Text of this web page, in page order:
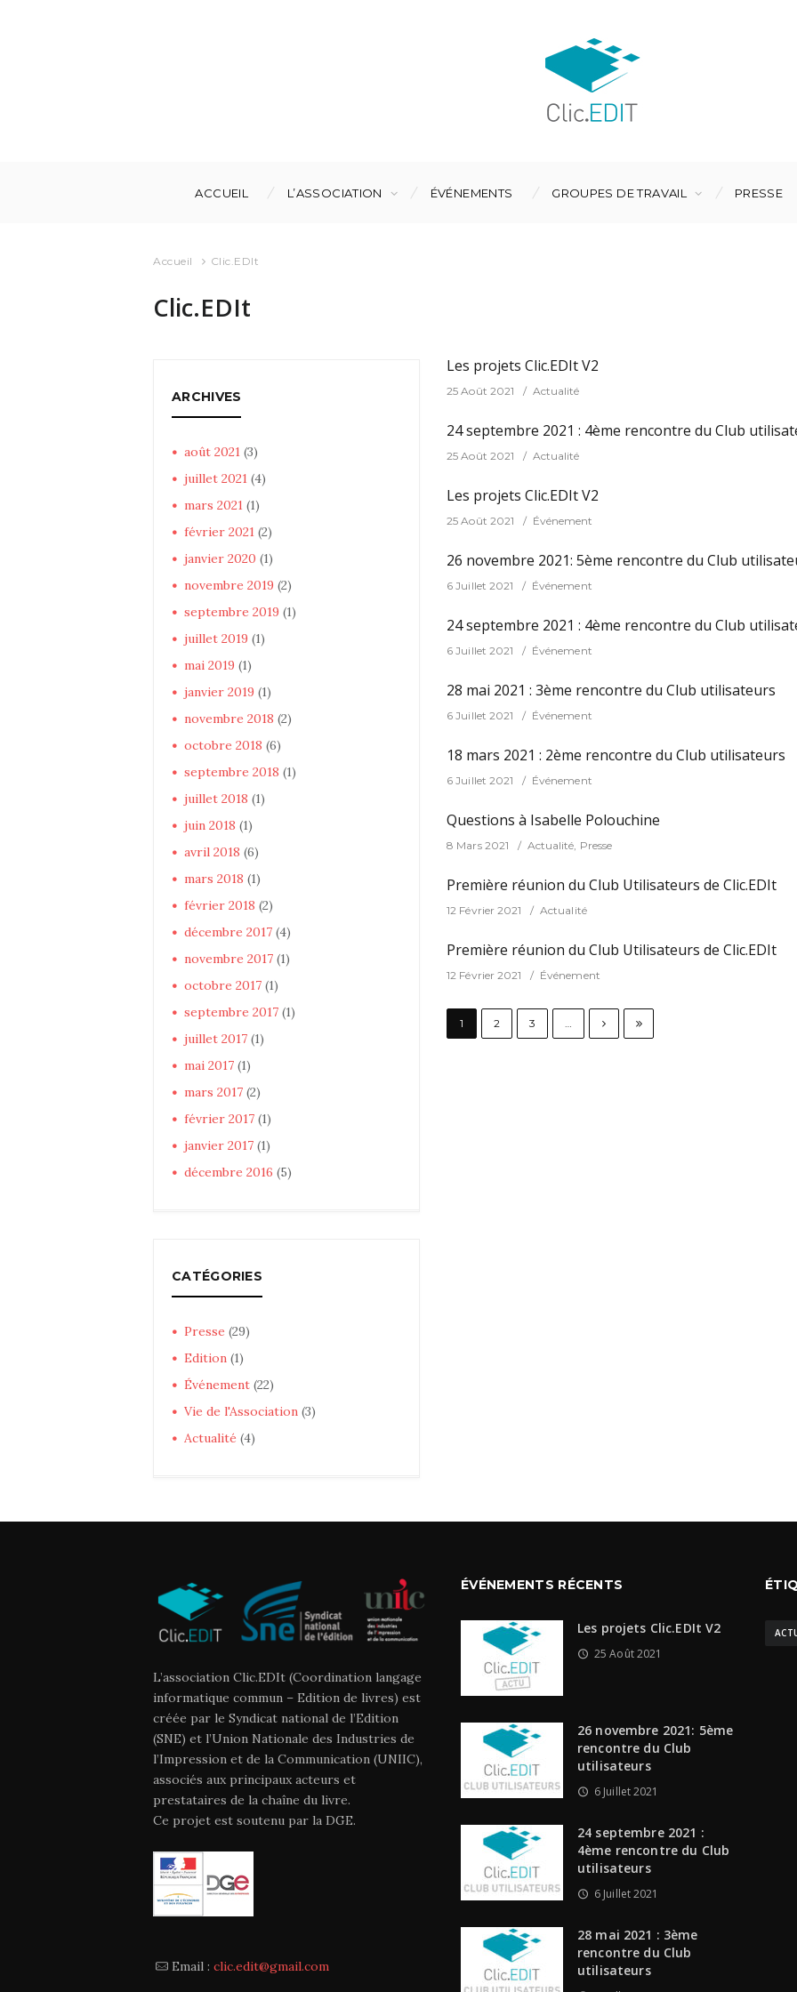
ACCUEIL L’ASSOCIATION ÉVÉNEMENTS GROUPES DE TRAVAIL PRESSE
Accueil Clic.EDIt
Clic.EDIt
Les projets Clic.EDIt V2
25 Août 2021 Actualité
24 septembre 2021 : 4ème rencontre du Club
25 Août 2021 Actualité
Les projets Clic.EDIt V2
25 Août 2021 Événement
26 novembre 2021: 5ème rencontre du Club
6 Juillet 2021 Événement
24 septembre 2021 : 4ème rencontre du Club
6 Juillet 2021 Événement
28 mai 2021 : 3ème rencontre du Club utilisateurs
6 Juillet 2021 Événement
18 mars 2021 : 2ème rencontre du Club utilisateurs
6 Juillet 2021 Événement
Questions à Isabelle Polouchine
8 Mars 2021 Actualité Presse
Première réunion du Club Utilisateurs de Clic.EDIt
12 Février 2021 Actualité
Première réunion du Club Utilisateurs de Clic.EDIt
12 Février 2021 Événement
1 2 3
ARCHIVES
août 2021 (3)
juillet 2021 (4)
mars 2021 (1)
février 2021 (2)
janvier 2020 (1)
novembre 2019 (2)
septembre 2019 (1)
juillet 2019 (1)
mai 2019 (1)
janvier 2019 (1)
novembre 2018 (2)
octobre 2018 (6)
septembre 2018 (1)
juillet 2018 (1)
juin 2018 (1)
avril 2018 (6)
mars 2018 (1)
février 2018 (2)
décembre 2017 (4)
novembre 2017 (1)
octobre 2017 (1)
septembre 2017 (1)
juillet 2017 (1)
mai 2017 (1)
mars 2017 (2)
février 2017 (1)
janvier 2017 (1)
décembre 2016 (5)
CATÉGORIES
Presse (29)
Edition (1)
Événement (22)
Vie de l'Association (3)
Actualité (4)
L’association Clic.EDIt (Coordination langage
informatique commun – Edition de livres) est
créée par le Syndicat national de l’Edition
(SNE) et l’Union Nationale des Industries de
l’Impression et de la Communication (UNIIC),
associés aux principaux acteurs et
prestataires de la chaîne du livre.
Ce projet est soutenu par la DGE.
Email : clic.edit@gmail.com
ÉVÉNEMENTS RÉCENTS
Les projets Clic.EDIt V2
25 Août 2021
26 novembre 2021: 5ème
rencontre du Club
utilisateurs
6 Juillet 2021
24 septembre 2021 :
4ème rencontre du Club
utilisateurs
6 Juillet 2021
28 mai 2021 : 3ème
rencontre du Club
utilisateurs